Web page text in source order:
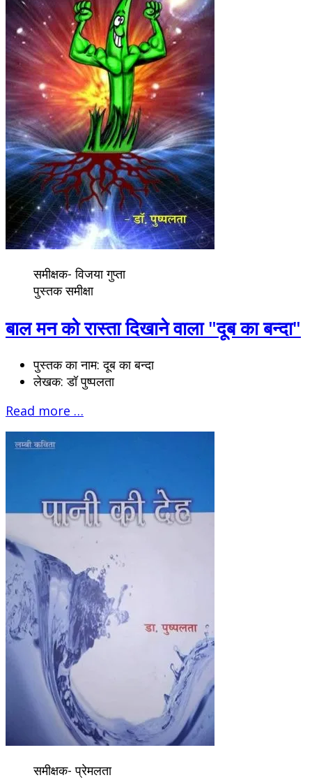
समीक्षक- विजया गुप्ता
पुस्तक समीक्षा
बाल मन को रास्ता दिखाने वाला "दूब का बन्दा"
पुस्तक का नाम:दूब का बन्दा
लेखक:डॉ पुष्पलता
Read more …
समीक्षक- प्रेमलता